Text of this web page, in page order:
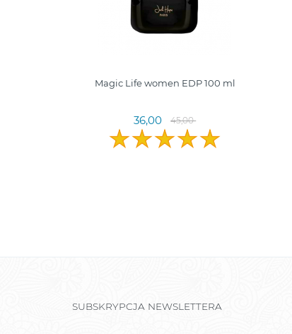
Magic Life women EDP 100 ml
36,00 45,00
SUBSKRYPCJA NEWSLETTERA